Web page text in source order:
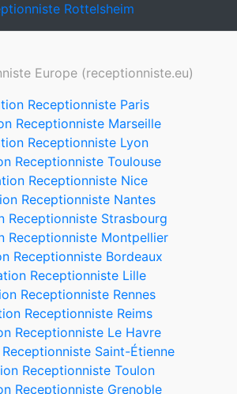
Rottelsheim
Europe (receptionniste.eu)
Receptionniste Paris
Receptionniste Marseille
Receptionniste Lyon
Receptionniste Toulouse
Receptionniste Nice
Receptionniste Nantes
Receptionniste Strasbourg
Receptionniste Montpellier
Receptionniste Bordeaux
Receptionniste Lille
Receptionniste Rennes
Receptionniste Reims
Receptionniste Le Havre
Saint-Étienne
Receptionniste Toulon
Receptionniste Grenoble